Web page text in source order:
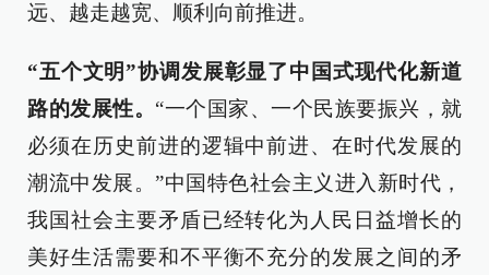
远、越走越宽、顺利向前推进。
“五个文明”协调发展彰显了中国式现代化新道
路的发展性。 “一个国家、一个民族要振兴，就
必须在历史前进的逻辑中前进、在时代发展的
潮流中发展。”中国特色社会主义进入新时代，
我国社会主要矛盾已经转化为人民日益增长的
美好生活需要和不平衡不充分的发展之间的矛